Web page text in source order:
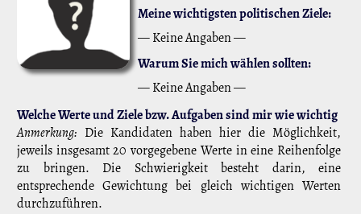
Meine wichtigsten politischen Ziele:
— Keine Angaben —
Warum Sie mich wählen sollten:
— Keine Angaben —
Welche Werte und Ziele bzw. Aufgaben sind mir wie wichtig
Anmerkung: Die Kandidaten haben hier die Möglichkeit,
jeweils insgesamt 20 vorgegebene Werte in eine Reihenfolge
zu bringen. Die Schwierigkeit besteht darin, eine
entsprechende Gewichtung bei gleich wichtigen Werten
durchzuführen.